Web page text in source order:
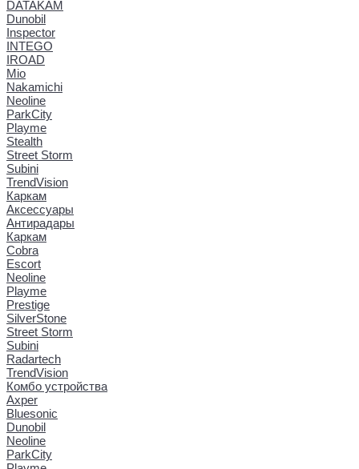
DATAKAM
Dunobil
Inspector
INTEGO
IROAD
Mio
Nakamichi
Neoline
ParkCity
Playme
Stealth
Street Storm
Subini
TrendVision
Каркам
Аксессуары
Антирадары
Каркам
Cobra
Escort
Neoline
Playme
Prestige
SilverStone
Street Storm
Subini
Radartech
TrendVision
Комбо устройства
Axper
Bluesonic
Dunobil
Neoline
ParkCity